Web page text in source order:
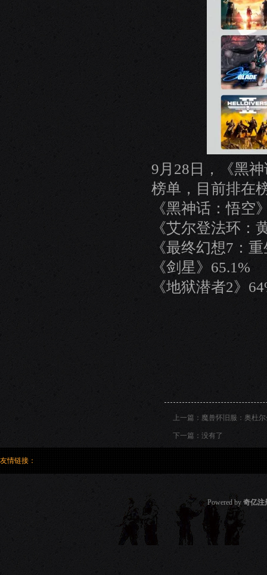
9月28日，《黑
榜单，目前排在
《黑神话：悟空
《艾尔登法环：
《最终幻想7：
《剑星》65.1%
《地狱潜者2》
上一篇： 魔兽怀旧服：奥杜
下一篇：没有了
友情链接：
Powered by 奇亿注